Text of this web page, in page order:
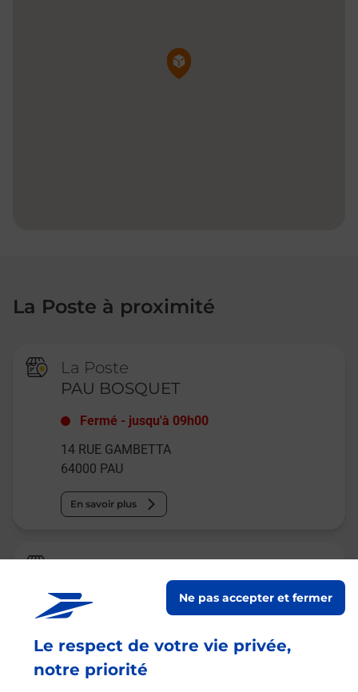
Le respect de votre vie privée,
notre priorité
Ne pas accepter et fermer
Pin de la carte
La Poste à proximité
La Poste
PAU BOSQUET
Fermé - jusqu'à 09h00
14 RUE GAMBETTA
64000 PAU
En savoir plus
Relais Pickup
jusqu'à 10h00
13 RUE JEAN MONNET
64000 PAU